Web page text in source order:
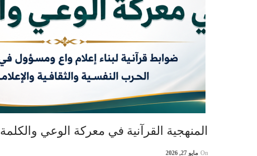
المنهجية القرآنية في معركة الوعي والكلمة
On مايو 27, 2026